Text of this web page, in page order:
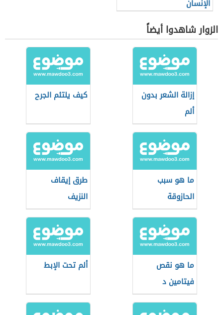
الإنسان
الزوار شاهدوا أيضاً
إزالة الشعر بدون
ألم
كيف يلتئم الجرح
ما هو سبب
الحازوقة
طرق إيقاف
النزيف
ما هو نقص
فيتامين د
ألم تحت الإبط